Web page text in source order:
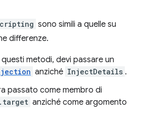
sono simili a quelle su
differenze.
metodi, devi passare un
anziché InjectDetails .
passato come membro di
anziché come argomento